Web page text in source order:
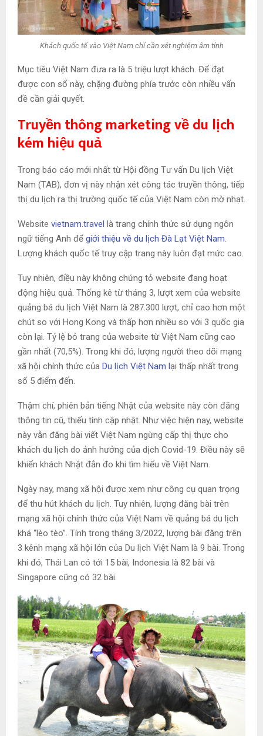
Khách quốc tế vào Việt Nam chỉ cần xét nghiệm âm tính
Mục tiêu Việt Nam đưa ra là 5 triệu lượt khách. Để đạt
được con số này, chặng đường phía trước còn nhiều vấn
đề cần giải quyết.
Truyền thôngmarketing về du lịch
kém hiệu quả
Trong báo cáo mới nhất từ Hội đồng Tư vấn Du lịch Việt
Nam (TAB), đơn vị này nhận xét công tác truyền thông, tiếp
thị du lịch ra thị trường quốc tế của Việt Nam còn mờ nhạt.
Website vietnam.travel là trang chính thức sử dụng ngôn
ngữ tiếng Anh để giới thiệu về du lịch Đà Lạt Việt Nam.
Lượng khách quốc tế truy cập trang này luôn đạt mức cao.
Tuy nhiên, điều này không chứng tỏ website đang hoạt
động hiệu quả. Thống kê từ tháng 3, lượt xem của website
quảng bá du lịch Việt Nam là 287.300 lượt, chỉ cao hơn một
chút so với Hong Kong và thấp hơn nhiều so với 3 quốc gia
còn lại. Tỷ lệ bỏ trang của website từ Việt Nam cũng cao
gần nhất (70,5%). Trong khi đó, lượng người theo dõi mạng
xã hội chính thức của Du lịch Việt Nam lại thấp nhất trong
số 5 điểm đến.
Thậm chí, phiên bản tiếng Nhật của website này còn đăng
thông tin cũ, thiếu tính cập nhật. Như việc hiện nay, website
này vẫn đăng bài viết Việt Nam ngừng cấp thị thực cho
khách du lịch do ảnh hưởng của dịch Covid-19. Điều này sẽ
khiến khách Nhật đắn đo khi tìm hiểu về Việt Nam.
Ngày nay, mạng xã hội được xem như công cụ quan trọng
để thu hút khách du lịch. Tuy nhiên, lượng đăng bài trên
mạng xã hội chính thức của Việt Nam về quảng bá du lịch
khá “lèo tèo”. Tính trong tháng 3/2022, lượng bài đăng trên
3 kênh mạng xã hội lớn của Du lịch Việt Nam là 9 bài. Trong
khi đó, Thái Lan có tới 15 bài, Indonesia là 82 bài và
Singapore cũng có 32 bài.